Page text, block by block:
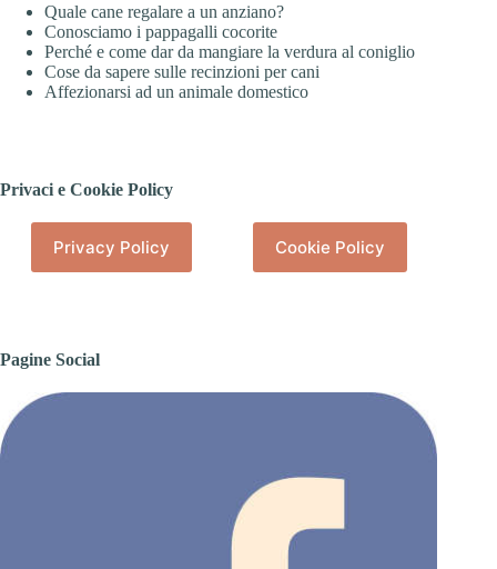
Quale cane regalare a un anziano?
Conosciamo i pappagalli cocorite
Perché e come dar da mangiare la verdura al coniglio
Cose da sapere sulle recinzioni per cani
Affezionarsi ad un animale domestico
Privaci e Cookie Policy
Privacy Policy Cookie Policy
Pagine Social